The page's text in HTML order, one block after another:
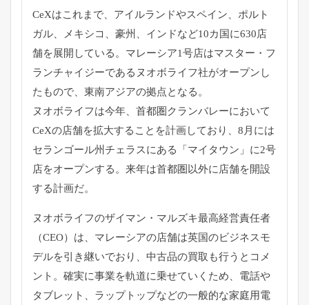
CeXはこれまで、アイルランドやスペイン、ポルト
ガル、
メキシコ、豪州、 インドなど10カ国に630店
舗を展開している。 マレーシア1号店はマスター・ フ
ランチャイジーであるヌオボライフ社がオープンし
たもので、 東南アジアの拠点となる。
ヌオボライフは今年、 首都圏クランバレーにおいて
CeXの店舗を拡大することを計画しており、8月には
セランゴール州チェラスにある「マイタウン」 に2号
店をオープンする。 来年は首都圏以外に店舗を開設
する計画だ。
ヌオボライフのザイマン・マルズキ最高経営責任者
（CEO）は、 マレーシアの店舗は英国のビジネスモ
デルを引き継いでおり、 中古品の買取も行うとコメ
ント。 確実に事業を軌道に乗せていくため、電話や
タブレット、 ラップトップなどの一般的な家庭用電